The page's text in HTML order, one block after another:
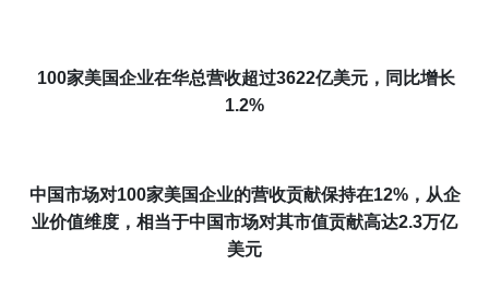
100家美国企业在华总营收超过3622亿美元，同比增长
1.2%
中国市场对100家美国企业的营收贡献保持在12%，从企
业价值维度，相当于中国市场对其市值贡献高达2.3万亿
美元